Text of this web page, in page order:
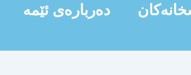
دەربارەی ئێمە